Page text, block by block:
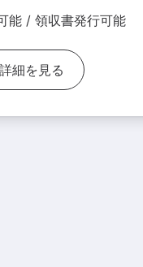
能 / 領収書発行可能
細を見る